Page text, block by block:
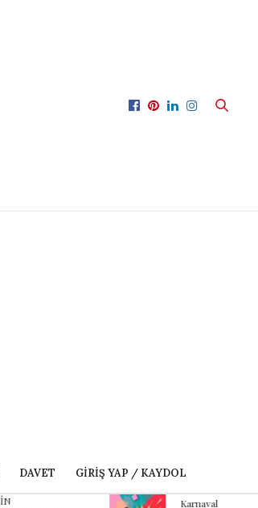
DAVET GIRIŞ YAP / KAYDOL
Karnaval’dan geçmişe